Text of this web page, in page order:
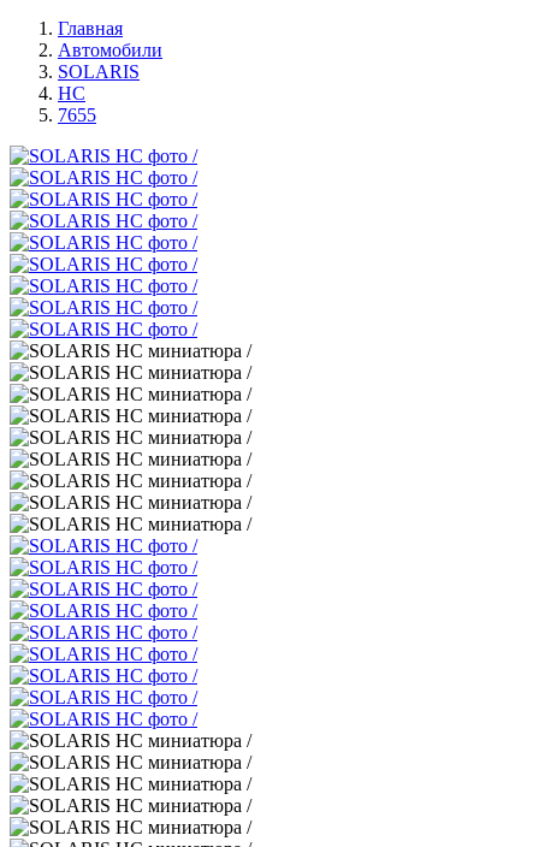
Главная
Автомобили
SOLARIS
HC
7655